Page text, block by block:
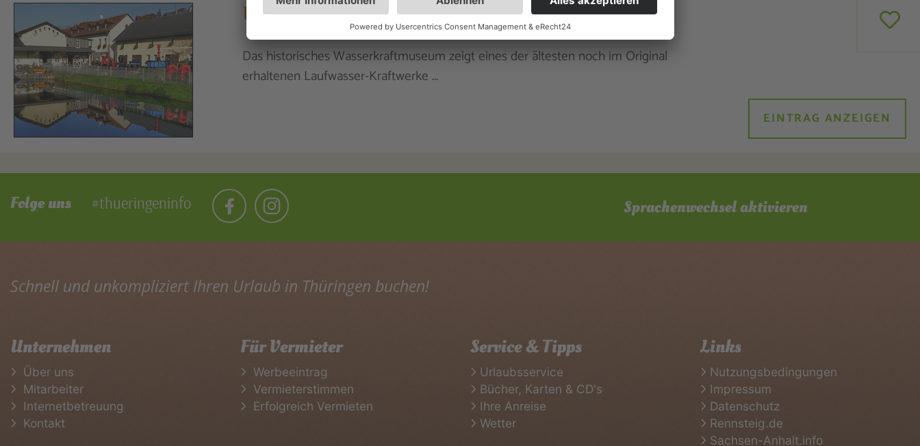
Wasserkraftmuseum Ziegenrück
Das historisches Wasserkraftmuseum zeigt eines der ältesten noch im Original
erhaltenen Laufwasser-Kraftwerke ...
EINTRAG ANZEIGEN
Folge uns #thueringeninfo Sprachenwechsel aktivieren
Schnell und unkompliziert Ihren Urlaub in Thüringen buchen!
Unternehmen
Über uns
Mitarbeiter
Internetbetreuung
Kontakt
Für Vermieter
Werbeeintrag
Vermieterstimmen
Erfolgreich Vermieten
Service & Tipps
Urlaubsservice
Bücher, Karten & CD's
Ihre Anreise
Wetter
Links
Nutzungsbedingungen
Impressum
Datenschutz
Rennsteig.de
Sachsen-Anhalt.info